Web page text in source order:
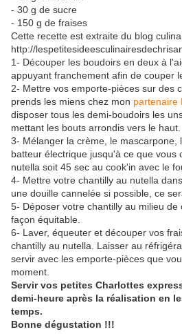
- 30 g de sucre
- 150 g de fraises
Cette recette est extraite du blog
http://
1- Découper les boudoirs en deux à
appuyant franchement afin de couper
2- Mettre vos emporte-pièces sur des
prends les miens chez mon partenaire
disposer tous les demi-boudoirs les
mettant les bouts arrondis vers le haut.
3- Mélanger la crème, le mascarpone,
batteur électrique jusqu'à ce que vous
nutella soit 45 sec au cook'in avec le
4- Mettre votre chantilly au nutella
une douille cannelée si possible, ce
5- Déposer votre chantilly au milieu
façon équitable.
6- Laver, équeuter et découper vos
chantilly au nutella. Laisser au
servir avec les emporte-pièces que
moment.
Servir vos petites Charlottes
demi-heure après la réalisation en
temps.
Bonne dégustation !!!